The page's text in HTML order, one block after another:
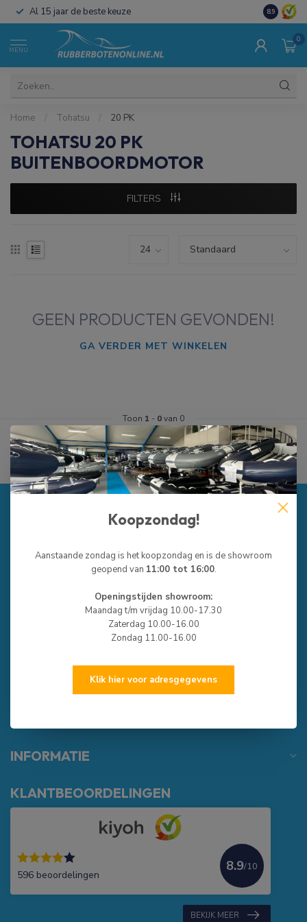
Al 15 jaar de beste keuze Koop
8.9
MENU
0
Home / Tohatsu / 20 PK
TOHATSU 20 PK
BUITENBOORDMOTOR
FILTERS
GEEN PRODUCTEN GEVONDEN!
GA VERDER MET WINKELEN
Toon 1 - 0van 0
RUBBERBOTENONLINE.NL
van de Benelux.
Ambachtswei 5
8501 XA Joure
verkoop@rubberbotenonline.nl
INFORMATIE
KLANTBEOORDELINGEN
596 beoordelingen
8.9/10
BEKIJK MEER
Koopzondag!
Aanstaande zondag is het koopzondag en is de showroom
geopend van 11:00 tot 16:00.
Openingstijden showroom:
Maandag t/m vrijdag 10.00-17.30
Zaterdag 10.00-16.00
Zondag 11.00-16.00
Klik hier voor adresgegevens